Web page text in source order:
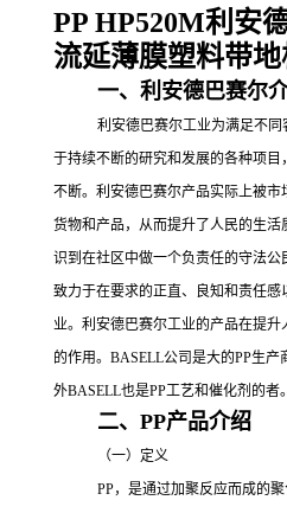
PP HP520M利安
流延薄膜塑料带
一、利安德巴赛尔
利安德巴赛尔工业为满足不
于持续不断的研究和发展的各种项
不断。利安德巴赛尔产品实际上被
货物和产品，从而提升了人民的生
识到在社区中做一个负责任的守法公
致力于在要求的正直、良知和责任
业。利安德巴赛尔工业的产品在提
的作用。 BASELL公司是大的PP生产
外BASELL也是PP工艺和催化剂的者。
二、PP产品介绍
（一）定义
PP，是通过加聚反应而成的